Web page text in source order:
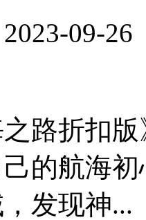
09-26
路折扣
的航海
发现神...